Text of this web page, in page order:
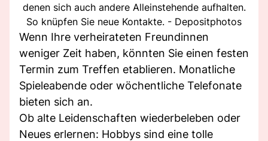
denen sich auch andere Alleinstehende aufhalten.
So knüpfen Sie neue Kontakte. - Depositphotos
Wenn Ihre verheirateten Freundinnen
weniger Zeit haben, könnten Sie einen festen
Termin zum Treffen etablieren. Monatliche
Spieleabende oder wöchentliche Telefonate
bieten sich an.
Ob alte Leidenschaften wiederbeleben oder
Neues erlernen: Hobbys sind eine tolle